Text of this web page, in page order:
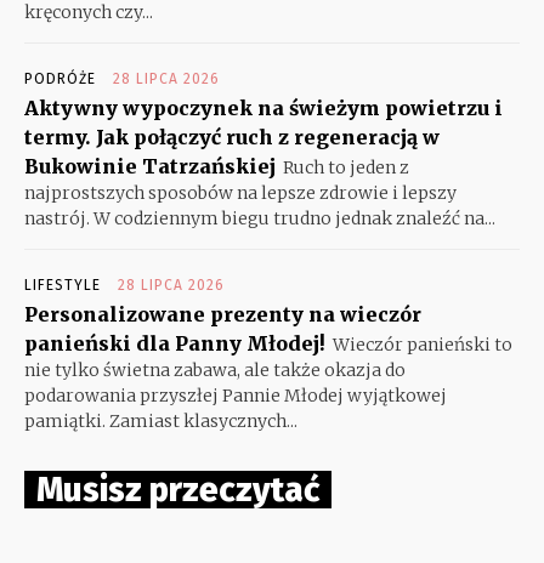
kręconych czy...
PODRÓŻE 28 LIPCA 2026
Aktywny wypoczynek na świeżym powietrzu i
termy. Jak połączyć ruch z regeneracją w
Bukowinie Tatrzańskiej Ruch to jeden z
najprostszych sposobów na lepsze zdrowie i lepszy
nastrój. W codziennym biegu trudno jednak znaleźć na...
LIFESTYLE 28 LIPCA 2026
Personalizowane prezenty na wieczór
panieński dla Panny Młodej! Wieczór panieński to
nie tylko świetna zabawa, ale także okazja do
podarowania przyszłej Pannie Młodej wyjątkowej
pamiątki. Zamiast klasycznych...
Musisz przeczytać